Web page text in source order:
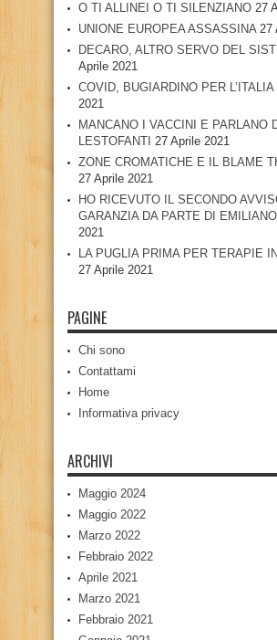
O TI ALLINEI O TI SILENZIANO 27
UNIONE EUROPEA ASSASSINA 27
DECARO, ALTRO SERVO DEL
Aprile 2021
COVID, BUGIARDINO PER L’ITALIA
2021
MANCANO I VACCINI E PARLANO
LESTOFANTI 27 Aprile 2021
ZONE CROMATICHE E IL BLAME
27 Aprile 2021
HO RICEVUTO IL SECONDO
GARANZIA DA PARTE DI EMILIANO
2021
LA PUGLIA PRIMA PER TERAPIE
27 Aprile 2021
PAGINE
Chi sono
Contattami
Home
Informativa privacy
ARCHIVI
Maggio 2024
Maggio 2022
Marzo 2022
Febbraio 2022
Aprile 2021
Marzo 2021
Febbraio 2021